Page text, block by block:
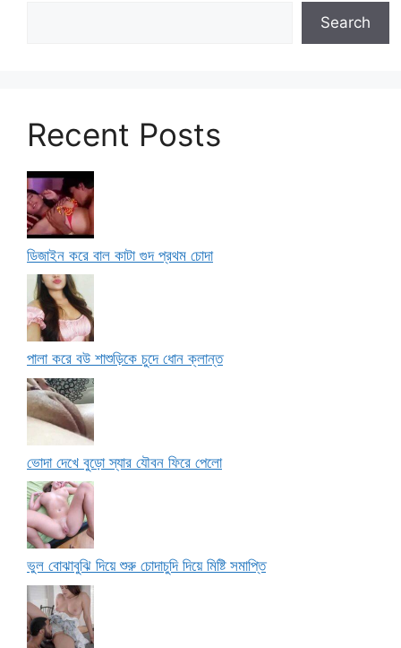
Search
Recent Posts
ডিজাইন করে বাল কাটা গুদ প্রথম চোদা
পালা করে বউ শাশুড়িকে চুদে ধোন ক্লান্ত
ভোদা দেখে বুড়ো স্যার যৌবন ফিরে পেলো
ভুল বোঝাবুঝি দিয়ে শুরু চোদাচুদি দিয়ে মিষ্টি সমাপ্তি